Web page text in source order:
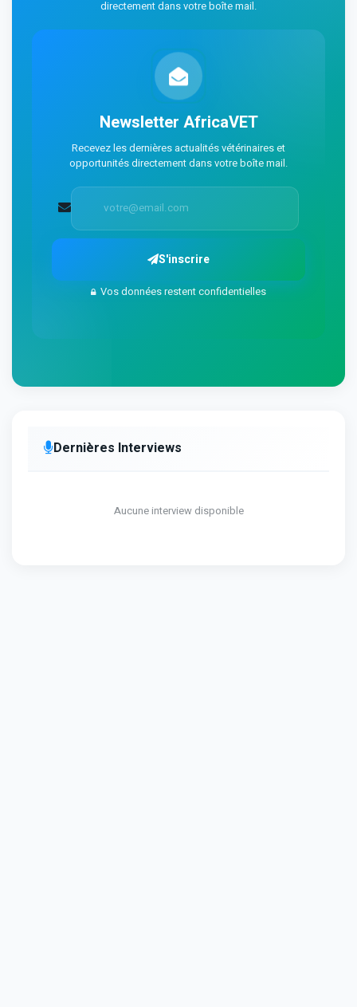
directement dans votre boîte mail.
Newsletter AfricaVET
Recevez les dernières actualités vétérinaires et
opportunités directement dans votre boîte mail.
S'inscrire
Vos données restent confidentielles
Dernières Interviews
Aucune interview disponible